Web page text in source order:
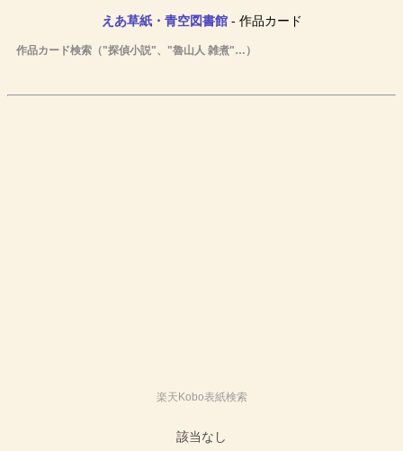
えあ草紙・青空図書館- 作品カード
作品カード検索（"探偵小説"、"魯山人 雑煮"…）
楽天Kobo表紙検索